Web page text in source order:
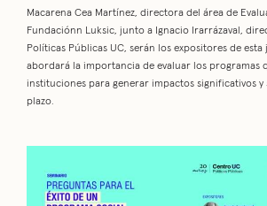
Macarena Cea Martínez, directora del área de
Fundaciónn Luksic, junto a Ignacio Irarrázaval,
Políticas Públicas UC, serán los expositores de
abordará la importancia de evaluar los programas
instituciones para generar impactos significativos y
plazo.